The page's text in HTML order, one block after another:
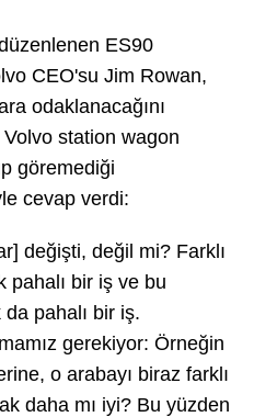
ES90
CEO'su Jim Rowan,
odaklanacağını
station wagon
göremediği
cevap verdi:
değişti, değil mi? Farklı
pahalı bir iş ve bu
pahalı bir iş.
gerekiyor: Örneğin
o arabayı biraz farklı
daha mı iyi? Bu yüzden